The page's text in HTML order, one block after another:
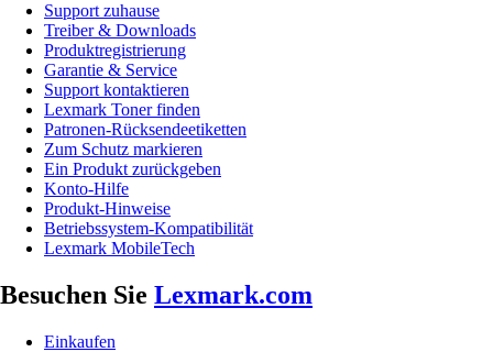
Support zuhause
Treiber & Downloads
Produktregistrierung
Garantie & Service
Support kontaktieren
Lexmark Toner finden
Patronen-Rücksendeetiketten
Zum Schutz markieren
Ein Produkt zurückgeben
Konto-Hilfe
Produkt-Hinweise
Betriebssystem-Kompatibilität
Lexmark MobileTech
Besuchen Sie Lexmark.com
Einkaufen